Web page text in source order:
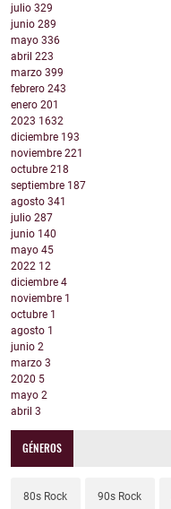
julio 329
junio 289
mayo 336
abril 223
marzo 399
febrero 243
enero 201
2023 1632
diciembre 193
noviembre 221
octubre 218
septiembre 187
agosto 341
julio 287
junio 140
mayo 45
2022 12
diciembre 4
noviembre 1
octubre 1
agosto 1
junio 2
marzo 3
2020 5
mayo 2
abril 3
GÉNEROS
80s Rock 90s Rock